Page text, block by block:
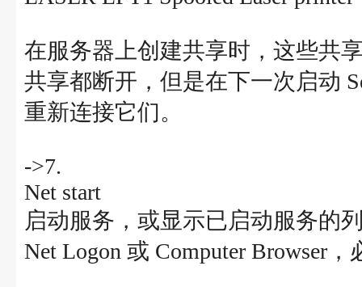
在服务器上创建共享时，这些共
共享都断开，但是在下一次启动
重新连接它们。
->7.
Net start
启动服务，或显示已启动服务的
Net Logon 或 Computer Browser